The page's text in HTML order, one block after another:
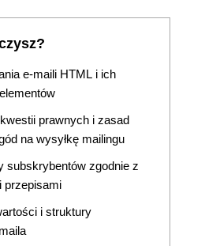
e-maili HTML i ich
prawnych i zasad
na wysyłkę mailingu
subskrybentów zgodnie z
przepisami
i struktury